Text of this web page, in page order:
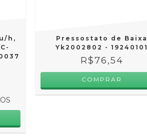
h,
Pressostato de Baixa
Yk2002802 - 19240101
R$76,54